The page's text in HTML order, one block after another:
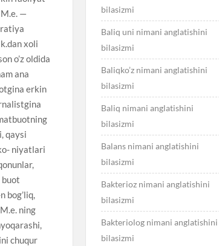
—
xoli
o’z oldida
ana
erkin
qaysi
niyatlari
buot
bog’liq,
ning
chuqur
bilasizmi
Baliq uni nimani anglatishini
bilasizmi
Baliqko’z nimani anglatishini
bilasizmi
Baliq nimani anglatishini
bilasizmi
Balans nimani anglatishini
bilasizmi
Bakterioz nimani anglatishini
bilasizmi
Bakteriolog nimani anglatishini
bilasizmi